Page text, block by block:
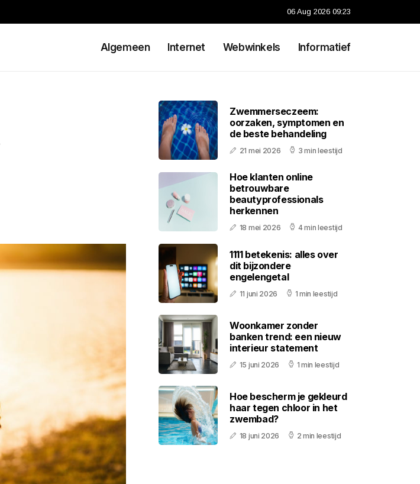
06 Aug 2026 09:23
Algemeen Internet Webwinkels Informatief
Zwemmerseczeem:
oorzaken, symptomen en
de beste behandeling
21 mei 2026 3 min leestijd
Hoe klanten online
betrouwbare
beautyprofessionals
herkennen
18 mei 2026 4 min leestijd
1111 betekenis: alles over
dit bijzondere
engelengetal
11 juni 2026 1 min leestijd
Woonkamer zonder
banken trend: een nieuw
interieur statement
15 juni 2026 1 min leestijd
Hoe bescherm je gekleurd
haar tegen chloor in het
zwembad?
18 juni 2026 2 min leestijd